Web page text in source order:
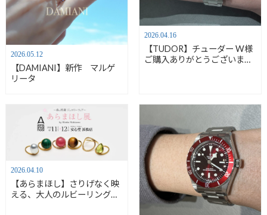
2026.05.12
【DAMIANI】新作 マルゲ
リータ
2026.04.16
【TUDOR】チューダー W様
ご購入ありがとうございま
2026.04.10
【あらまほし】さりげなく映
える、大人のルビーリング